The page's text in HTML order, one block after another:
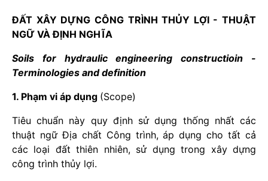
ĐẤT XÂY DỰNG CÔNG TRÌNH THỦY LỢI - THUẬT
NGỮ VÀ ĐỊNH NGHĨA
Soils for hydraulic engineering constructioin -
Terminologies and definition
1. Phạm vi áp dụng (Scope)
Tiêu chuẩn này quy định sử dụng thống nhất các
thuật ngữ Địa chất Công trình, áp dụng cho tất cả
các loại đất thiên nhiên, sử dụng trong xây dựng
công trình thủy lợi.